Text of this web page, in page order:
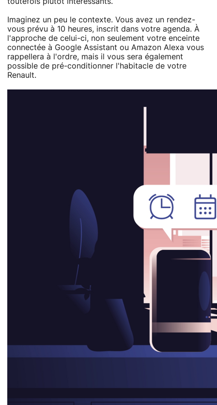
Imaginez un peu le contexte. Vous avez un rendez-
vous prévu à 10 heures, inscrit dans votre agenda. À
l'approche de celui-ci, non seulement votre enceinte
connectée à Google Assistant ou Amazon Alexa vous
rappellera à l'ordre, mais il vous sera également
possible de pré-conditionner l'habitacle de votre
Renault.